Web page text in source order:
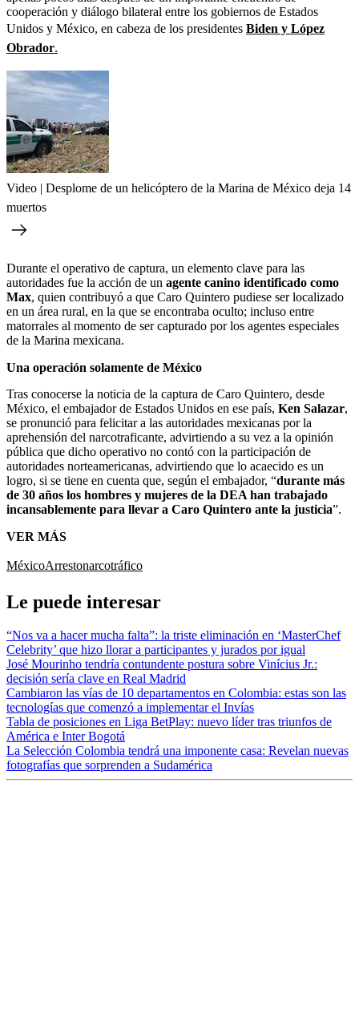
cooperación y diálogo bilateral entre los gobiernos de Estados
Unidos y México, en cabeza de los presidentes Biden y López
Obrador.
Video | Desplome de un helicóptero de la Marina de México deja 14
muertos
Durante el operativo de captura, un elemento clave para las
autoridades fue la acción de un agente canino identificado como
Max, quien contribuyó a que Caro Quintero pudiese ser localizado
en un área rural, en la que se encontraba oculto; incluso entre
matorrales al momento de ser capturado por los agentes especiales
de la Marina mexicana.
Una operación solamente de México
Tras conocerse la noticia de la captura de Caro Quintero, desde
México, el embajador de Estados Unidos en ese país, Ken Salazar,
se pronunció para felicitar a las autoridades mexicanas por la
aprehensión del narcotraficante, advirtiendo a su vez a la opinión
pública que dicho operativo no contó con la participación de
autoridades norteamericanas, advirtiendo que lo acaecido es un
logro, si se tiene en cuenta que, según el embajador, “durante más
de 30 años los hombres y mujeres de la DEA han trabajado
incansablemente para llevar a Caro Quintero ante la justicia”.
VER MÁS
MéxicoArrestonarcotráfico
Le puede interesar
“Nos va a hacer mucha falta”: la triste eliminación en ‘MasterChef
Celebrity’ que hizo llorar a participantes y jurados por igual
José Mourinho tendría contundente postura sobre Vinícius Jr.:
decisión sería clave en Real Madrid
Cambiaron las vías de 10 departamentos en Colombia: estas son las
tecnologías que comenzó a implementar el Invías
Tabla de posiciones en Liga BetPlay: nuevo líder tras triunfos de
América e Inter Bogotá
La Selección Colombia tendrá una imponente casa: Revelan nuevas
fotografías que sorprenden a Sudamérica